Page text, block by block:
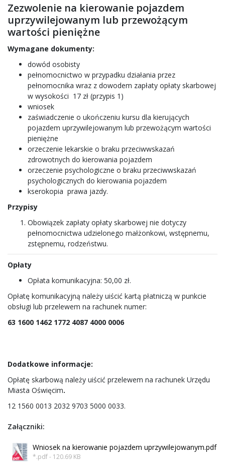
Zezwolenie na kierowanie pojazdem
uprzywilejowanym lub przewożącym
wartości pieniężne
Wymagane dokumenty:
dowód osobisty
pełnomocnictwo w przypadku działania przez
pełnomocnika wraz z dowodem zapłaty opłaty skarbowej
w wysokości 17 zł (przypis 1)
wniosek
zaświadczenie o ukończeniu kursu dla kierujących
pojazdem uprzywilejowanym lub przewożącym wartości
pieniężne
orzeczenie lekarskie o braku przeciwwskazań
zdrowotnych do kierowania pojazdem
orzeczenie psychologiczne o braku przeciwwskazań
psychologicznych do kierowania pojazdem
kserokopia prawa jazdy.
Przypisy
Obowiązek zapłaty opłaty skarbowej nie dotyczy
pełnomocnictwa udzielonego małżonkowi, wstępnemu,
zstępnemu, rodzeństwu.
Opłaty
Opłata komunikacyjna: 50,00 zł.
Opłatę komunikacyjną należy uiścić kartą płatniczą w punkcie
obsługi lub przelewem na rachunek numer:
63 1600 1462 1772 4087 4000 0006
Dodatkowe informacje:
Opłatę skarbową należy uiścić przelewem na rachunek Urzędu
Miasta Oświęcim.
12 1560 0013 2032 9703 5000 0033.
Załączniki:
Wniosek na kierowanie pojazdem uprzywilejowanym.pdf
*.pdf - 120.69 KB